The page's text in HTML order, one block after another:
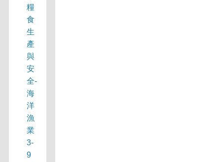
糧
食
生
產
與
安
全-
海
洋
漁
業
3-
9